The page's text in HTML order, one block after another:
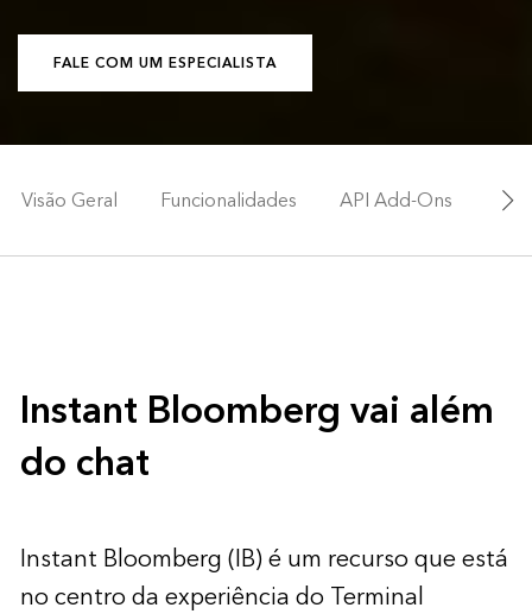
FALE COM UM ESPECIALISTA
Visão Geral Funcionalidades API Add-Ons
Instant Bloomberg vai além
do chat
Instant Bloomberg (IB) é um recurso que está
no centro da experiência do Terminal